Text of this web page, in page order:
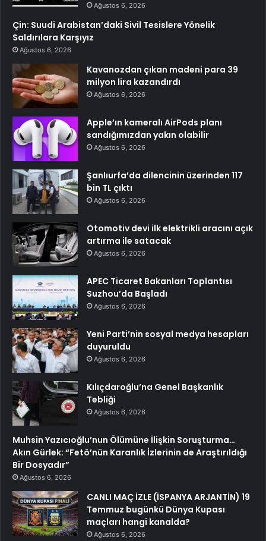
Ağustos 6, 2026
Çin: Suudi Arabistan’daki Sivil Tesislere Yönelik
Saldırılara Karşıyız
Ağustos 6, 2026
Kavanozdan çıkan madeni para 39
milyon lira kazandırdı
Ağustos 6, 2026
Apple’ın kameralı AirPods planı
sandığımızdan yakın olabilir
Ağustos 6, 2026
Şanlıurfa’da dilencinin üzerinden 117
bin TL çıktı
Ağustos 6, 2026
Otomotiv devi ilk elektrikli aracını açık
artırma ile satacak
Ağustos 6, 2026
APEC Ticaret Bakanları Toplantısı
Suzhou’da Başladı
Ağustos 6, 2026
Yeni Parti’nin sosyal medya hesapları
duyuruldu
Ağustos 6, 2026
Kılıçdaroğlu’na Genel Başkanlık
Tebliği
Ağustos 6, 2026
Muhsin Yazıcıoğlu’nun Ölümüne İlişkin Soruşturma…
Akın Gürlek: “Fetö’nün Karanlık İzlerinin de Araştırıldığı
Bir Dosyadır”
Ağustos 6, 2026
CANLI MAÇ İZLE (İSPANYA ARJANTİN) 19
Temmuz bugünkü Dünya Kupası
maçları hangi kanalda?
Ağustos 6, 2026